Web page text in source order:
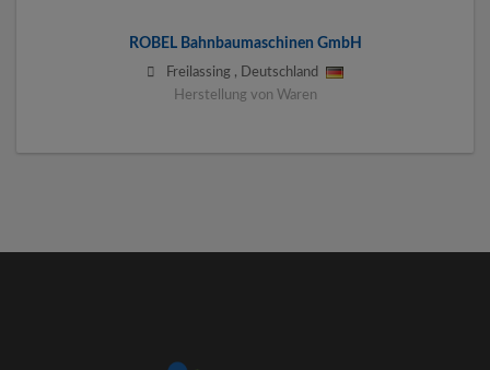
ROBEL Bahnbaumaschinen GmbH
Freilassing ,
Deutschland
Herstellung von Waren